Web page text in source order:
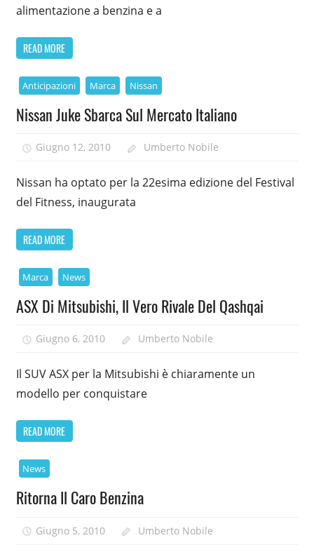
alimentazione a benzina e a
READ MORE
Anticipazioni Marca Nissan
Nissan Juke Sbarca Sul Mercato Italiano
Giugno 12, 2010 Umberto Nobile
Nissan ha optato per la 22esima edizione del Festival
del Fitness, inaugurata
READ MORE
Marca News
ASX Di Mitsubishi, Il Vero Rivale Del Qashqai
Giugno 6, 2010 Umberto Nobile
Il SUV ASX per la Mitsubishi è chiaramente un
modello per conquistare
READ MORE
News
Ritorna Il Caro Benzina
Giugno 5, 2010 Umberto Nobile